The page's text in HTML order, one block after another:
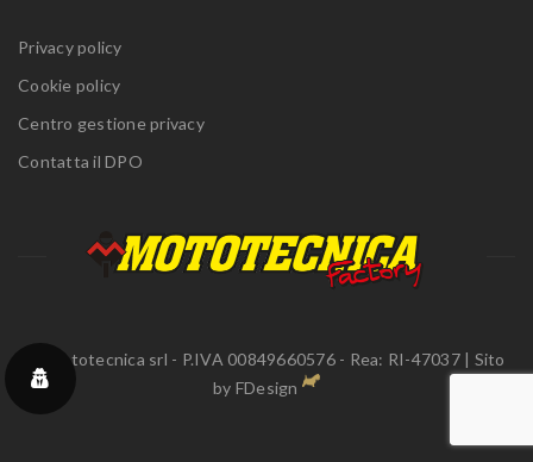
Privacy policy
Cookie policy
Centro gestione privacy
Contatta il DPO
© Mototecnica srl - P.IVA 00849660576 - Rea: RI-47037 | Sito
by FDesign